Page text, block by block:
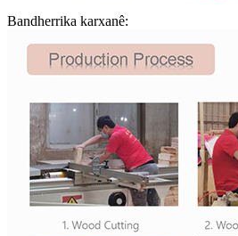
Bandherrika karxanê: